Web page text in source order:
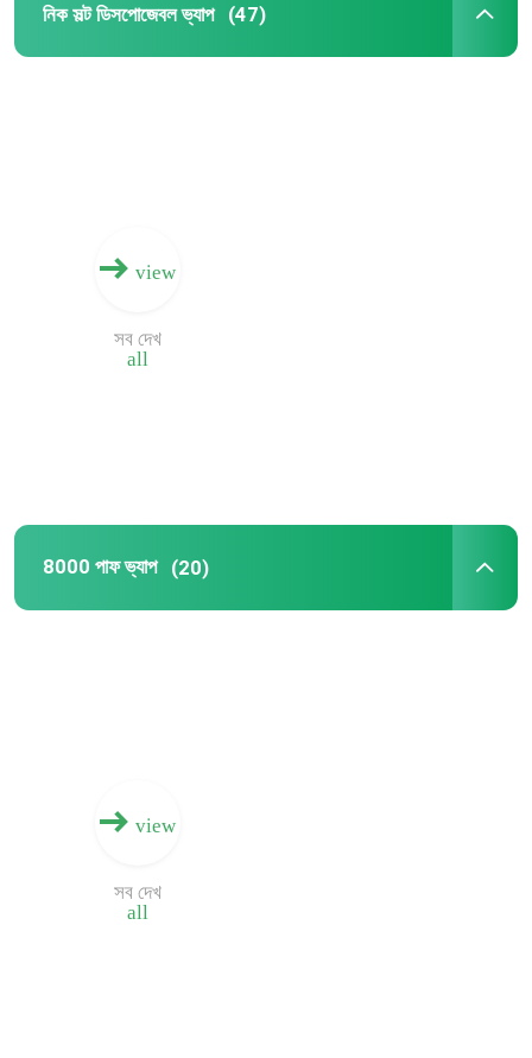
নিষ্পত্তিযোগ্য Vape কলম
নিক সল্ট ডিসপোজেবল ভ্যাপ (47)
view
all
সব দেখ
8000 পাফ ভ্যাপ (20)
view
all
সব দেখ